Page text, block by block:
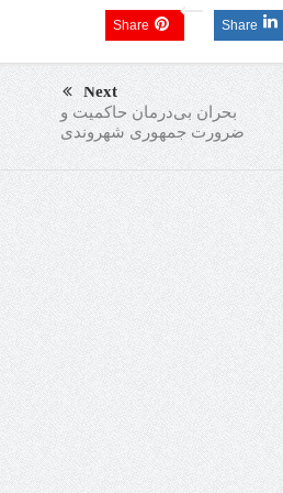
Share
Share
Next
بحران بی‌درمان حاکمیت و
ضرورت جمهوری شهروندی